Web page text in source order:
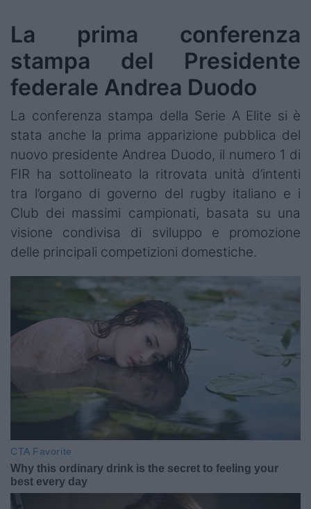
La prima conferenza
stampa del Presidente
federale Andrea Duodo
La conferenza stampa della Serie A Elite si è
stata anche la prima apparizione pubblica del
nuovo presidente Andrea Duodo, il numero 1 di
FIR ha sottolineato la ritrovata unità d’intenti
tra l’organo di governo del rugby italiano e i
Club dei massimi campionati, basata su una
visione condivisa di sviluppo e promozione
delle principali competizioni domestiche.